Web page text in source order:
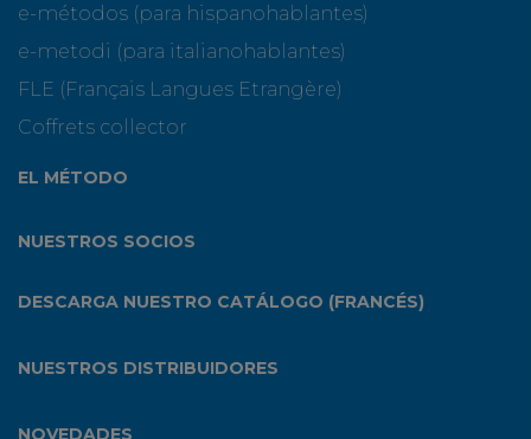
e-métodos (para hispanohablantes)
e-metodi (para italianohablantes)
FLE (Français Langues Etrangère)
Coffrets collector
EL MÉTODO
NUESTROS SOCIOS
DESCARGA NUESTRO CATÁLOGO (FRANCÉS)
NUESTROS DISTRIBUIDORES
NOVEDADES